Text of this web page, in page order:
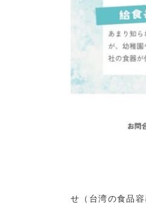
せ（台湾の食品